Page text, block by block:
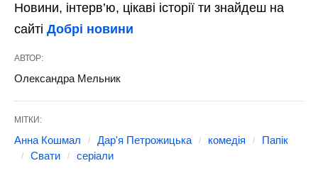
Новини, інтерв’ю, цікаві історії ти знайдеш на
сайті Добрі новини
АВТОР:
Олександра Мельник
МІТКИ:
Анна Кошмал Дар'я Петрожицька комедія
Папік
Свати
серіали